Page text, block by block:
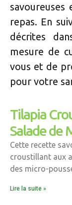
repas. En
décrites
mesure de
vous et de
pour votre
Tilapia
Salade de
Cette recette
croustillant aux
des micro-
Lire la suite »